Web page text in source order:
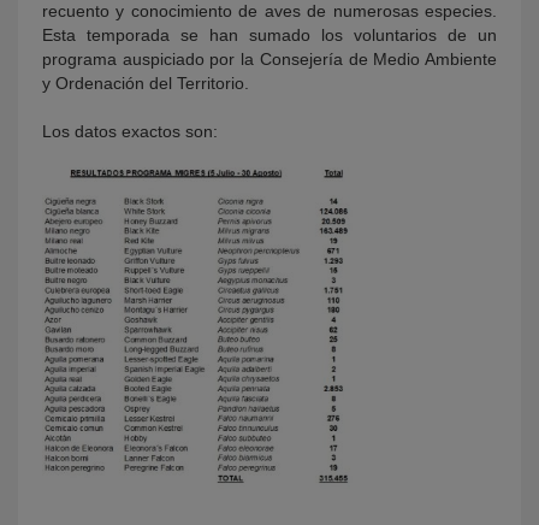
recuento y conocimiento de aves de numerosas especies.
Esta temporada se han sumado los voluntarios de un
programa auspiciado por la Consejería de Medio Ambiente
y Ordenación del Territorio.
Los datos exactos son: